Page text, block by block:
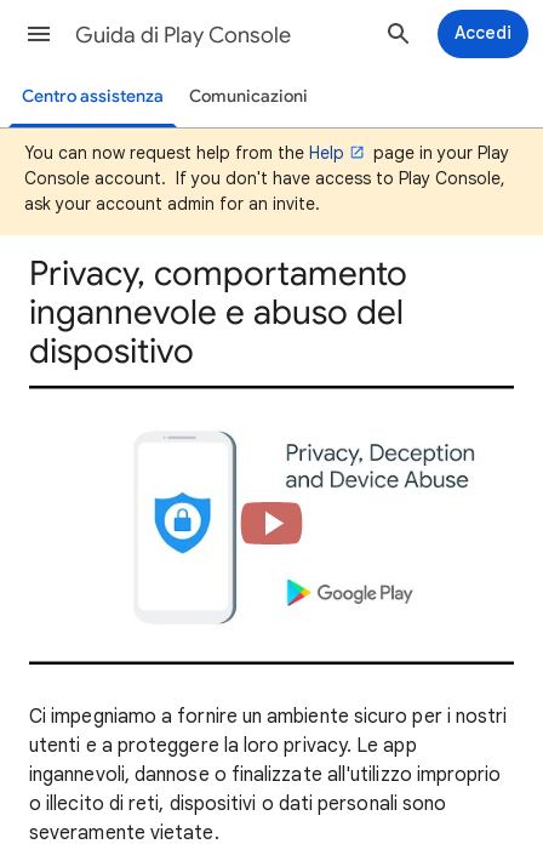
Guida di Play Console Accedi
Centro assistenza Comunicazioni
You can now request help from the Help
page in your Play
Console account. If you don't have access to Play Console,
ask your account admin for an invite.
Privacy, comportamento
ingannevole e abuso del
dispositivo
Ci impegniamo a fornire un ambiente sicuro per i nostri
utenti e a proteggere la loro privacy. Le app
ingannevoli, dannose o finalizzate all'utilizzo improprio
o illecito di reti, dispositivi o dati personali sono
severamente vietate.